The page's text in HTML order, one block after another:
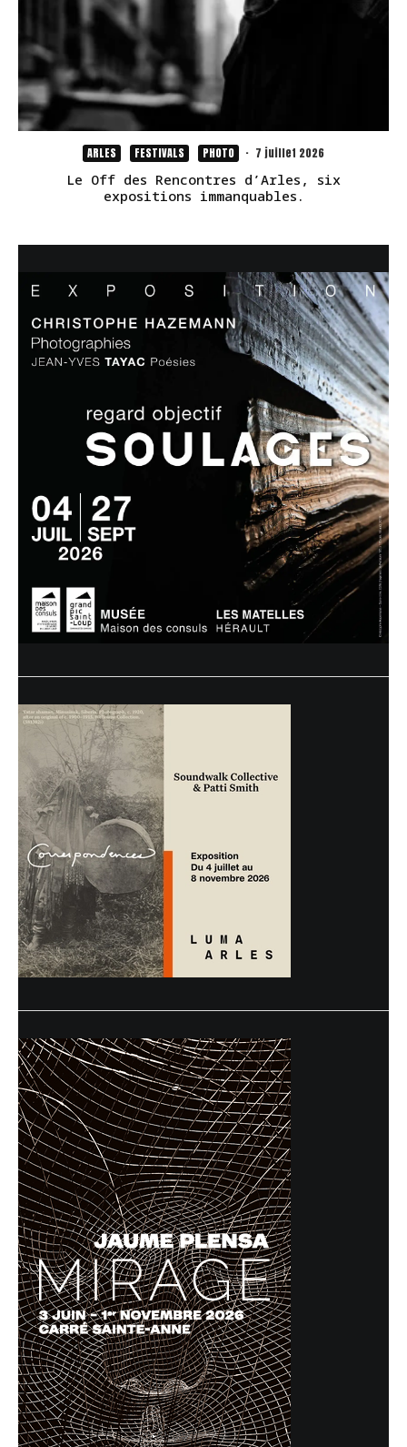
ARLES FESTIVALS PHOTO · 7 juillet 2026
Le Off des Rencontres d’Arles, six
expositions immanquables.